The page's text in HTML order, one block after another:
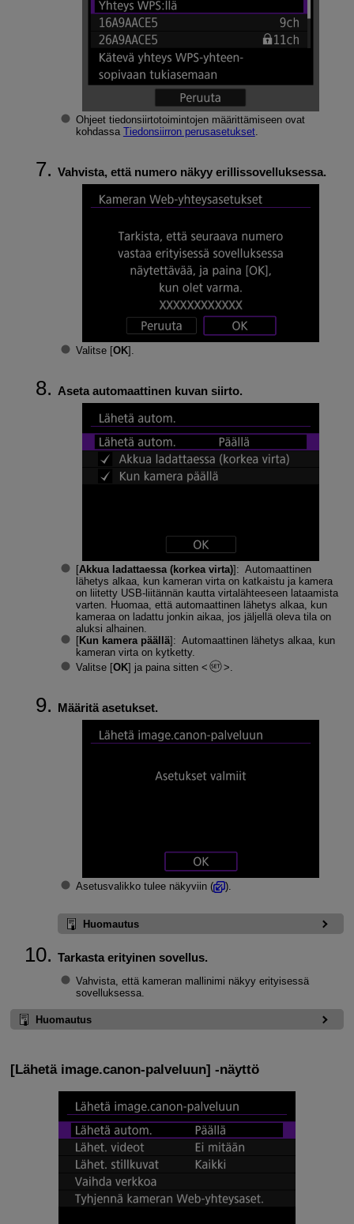
Ohjeet tiedonsiirtotoimintojen määrittämiseen ovat
kohdassa Tiedonsiirron perusasetukset.
Vahvista, että numero näkyy erillissovelluksessa.
Valitse [OK].
Aseta automaattinen kuvan siirto.
[Akkua ladattaessa (korkea virta)]: Automaattinen
lähetys alkaa, kun kameran virta on katkaistu ja kamera
on liitetty USB-liitännän kautta virtalähteeseen lataamista
varten. Huomaa, että automaattinen lähetys alkaa, kun
kameraa on ladattu jonkin aikaa, jos jäljellä oleva tila on
aluksi alhainen.
[Kun kamera päällä]: Automaattinen lähetys alkaa, kun
kameran virta on kytketty.
Valitse [OK] ja paina sitten
Määritä asetukset.
Asetusvalikko tulee näkyviin ( ).
Huomautus
Tarkasta erityinen sovellus.
Vahvista, että kameran mallinimi näkyy erityisessä
sovelluksessa.
Huomautus
[Lähetä image.canon-palveluun] ‑näyttö